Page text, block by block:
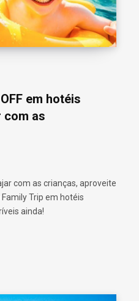
em hotéis
com as
com as crianças, aproveite
Trip em hotéis
ainda!